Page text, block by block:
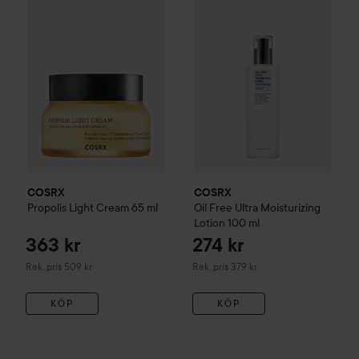
COSRX
Propolis Light Cream 65 ml
363 kr
Rek. pris 509 kr
Rekommenderat pris 509 kr
KÖP
COSRX
Oil Free Ultra Moisturizing
Lotion 100 ml
274 kr
Rek. pris 379 kr
Rekommenderat pris 379 kr
KÖP